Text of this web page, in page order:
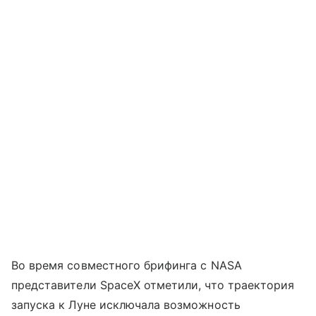
Во время совместного брифинга с NASA
представители SpaceX отметили, что траектория
запуска к Луне исключала возможность